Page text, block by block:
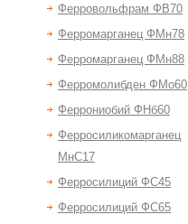
Ферровольфрам ФВ70
Ферромарганец ФМн78
Ферромарганец ФМн88
Ферромолибден ФМо60
Феррониобий ФНб60
Ферросиликомарганец
МнС17
Ферросилиций ФС45
Ферросилиций ФС65